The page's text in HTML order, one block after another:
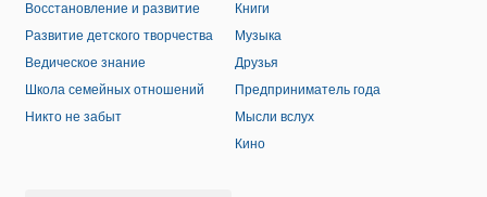
Восстановление и развитие
Развитие детского творчества
Ведическое знание
Школа семейных отношений
Никто не забыт
Книги
Музыка
Друзья
Предприниматель года
Мысли вслух
Кино